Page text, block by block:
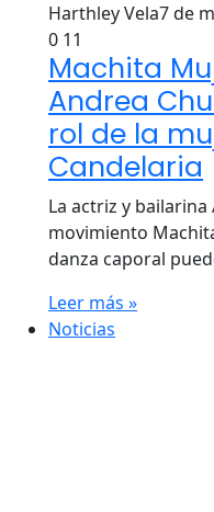
Harthley Vela7 de
0 11
Machita
Andrea
rol de la
Candelaria
La actriz y
movimiento
danza caporal
Leer más »
Noticias